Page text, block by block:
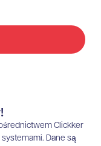
Clickker
Dane są